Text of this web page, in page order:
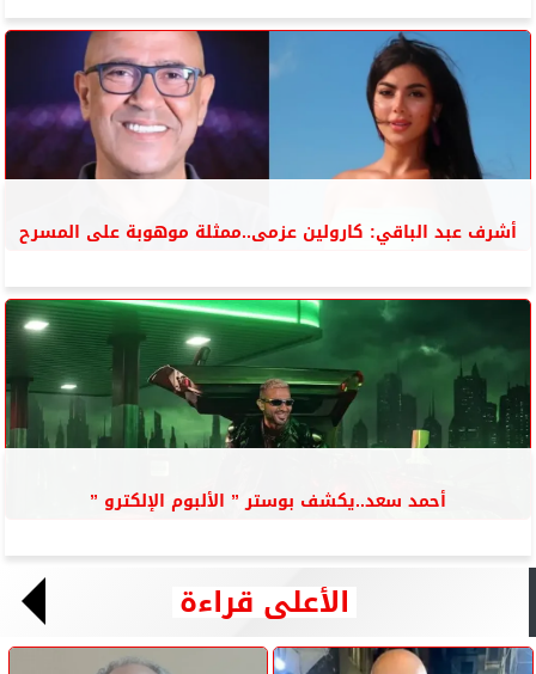
أشرف عبد الباقي: كارولين عزمى..ممثلة موهوبة على المسرح
أحمد سعد..يكشف بوستر ” الألبوم الإلكترو ”
الأعلى قراءة